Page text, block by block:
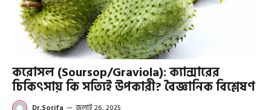
করোসল (Soursop/Graviola): ক্যান্সারের
চিকিৎসায় কি সত্যিই উপকারী? বৈজ্ঞানিক বিশ্লেষণ